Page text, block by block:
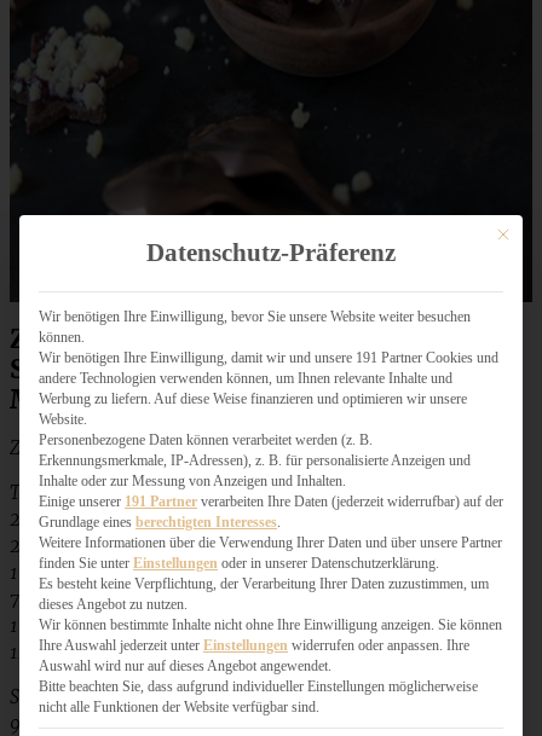
Zutaten für Streuselsternchen –
Schokoladenkekse mit Streuseln und
Marmelade
Zutaten:
Teig:
250 g Mehl
20 g Kakao
1 TL Backpulver
70 g Zucker
1 Ei
125 g weiche Butter
Streusel:
90 g weiche Butter
Mit
Datenschutz-Präferenz
Wir benötigen Ihre Einwilligung, bevor Sie unsere Website weiter besuchen
können.
Wir benötigen Ihre Einwilligung, damit wir und unsere 191 Partner Cookies und
andere Technologien verwenden können, um Ihnen relevante Inhalte und
Werbung zu liefern. Auf diese Weise finanzieren und optimieren wir unsere
Website.
Personenbezogene Daten können verarbeitet werden (z. B.
Erkennungsmerkmale, IP-Adressen), z. B. für personalisierte Anzeigen und
Inhalte oder zur Messung von Anzeigen und Inhalten.
Einige unserer 191 Partner verarbeiten Ihre Daten (jederzeit widerrufbar) auf der
Grundlage eines berechtigten Interesses.
Weitere Informationen über die Verwendung Ihrer Daten und über unsere Partner
finden Sie unter Einstellungen oder in unserer Datenschutzerklärung.
Es besteht keine Verpflichtung, der Verarbeitung Ihrer Daten zuzustimmen, um
dieses Angebot zu nutzen.
Wir können bestimmte Inhalte nicht ohne Ihre Einwilligung anzeigen. Sie können
Ihre Auswahl jederzeit unter Einstellungen widerrufen oder anpassen. Ihre
Auswahl wird nur auf dieses Angebot angewendet.
Bitte beachten Sie, dass aufgrund individueller Einstellungen möglicherweise
nicht alle Funktionen der Website verfügbar sind.